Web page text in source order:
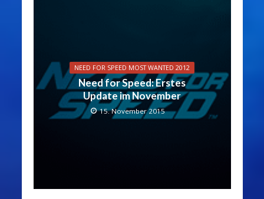
NEED FOR SPEED MOST WANTED 2012
Need for Speed: Erstes
Update im November
15. November 2015